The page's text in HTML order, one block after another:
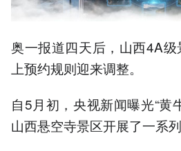
奥一报道四天后，山西4A
上预约规则迎来调整。
自5月初，央视新闻曝光“黄
山西悬空寺景区开展了一系列